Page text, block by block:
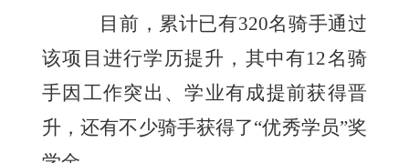
目前，累计已有320名骑手通过
该项目进行学历提升，其中有12名骑
手因工作突出、学业有成提前获得晋
升，还有不少骑手获得了“优秀学员”奖